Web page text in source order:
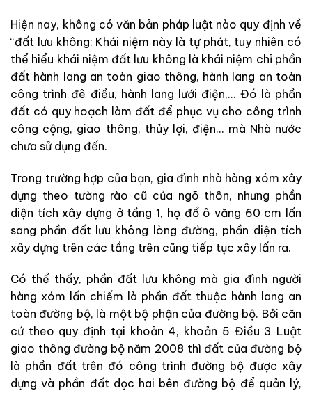
Hiện nay, không có văn bản pháp luật nào quy định về
“đất lưu không: Khái niệm này là tự phát, tuy nhiên có
thể hiểu khái niệm đất lưu không là khái niệm chỉ phần
đất hành lang an toàn giao thông, hành lang an toàn
công trình đê điều, hành lang lưới điện,… Đó là phần
đất có quy hoạch làm đất để phục vụ cho công trình
công cộng, giao thông, thủy lợi, điện… mà Nhà nước
chưa sử dụng đến.
Trong trường hợp của bạn, gia đình nhà hàng xóm xây
dựng theo tường rào cũ của ngõ thôn, nhưng phần
diện tích xây dựng ở tầng 1, họ đổ ô văng 60 cm lấn
sang phần đất lưu không lòng đường, phần diện tích
xây dựng trên các tầng trên cũng tiếp tục xây lấn ra.
Có thể thấy, phần đất lưu không mà gia đình người
hàng xóm lấn chiếm là phần đất thuộc hành lang an
toàn đường bộ, là một bộ phận của đường bộ. Bởi căn
cứ theo quy định tại khoản 4, khoản 5 Điều 3 Luật
giao thông đường bộ năm 2008 thì đất của đường bộ
là phần đất trên đó công trình đường bộ được xây
dựng và phần đất dọc hai bên đường bộ để quản lý,